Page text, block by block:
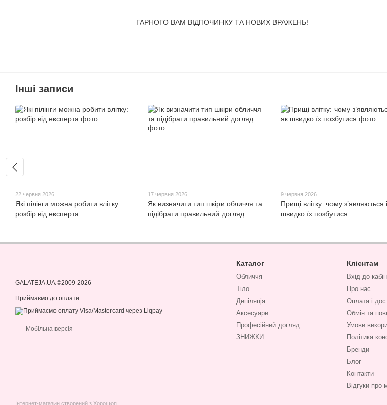
ГАРНОГО ВАМ ВІДПОЧИНКУ ТА НОВИХ ВРАЖЕНЬ!
Інші записи
22 червня 2026
Які пілінги можна робити влітку:
розбір від експерта
17 червня 2026
Як визначити тип шкіри обличчя та
підібрати правильний догляд
9 червня 2026
Прищі влітку: чому з’являються
швидко їх позбутися
GALATEJA.UA ©2009-2026
Приймаємо до оплати
Мобільна версія
Інтернет-магазин створений з Хорошоп
Каталог
Обличчя
Тіло
Депіляція
Аксесуари
Професійний догляд
ЗНИЖКИ
Клієнтам
Вхід до
Про нас
Оплата і
Обмін та
Умови
Політика
Бренди
Блог
Контакти
Відгуки про